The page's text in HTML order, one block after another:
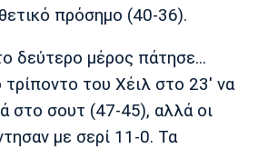
Μίλαν Μπάγερν
Ζερμέν
πρόσημο (40-36).
δεύτερο μέρος πάτησε...
τρίποντο του Χέιλ στο 23' να
στο σουτ (47-45), αλλά οι
με σερί 11-0. Τα